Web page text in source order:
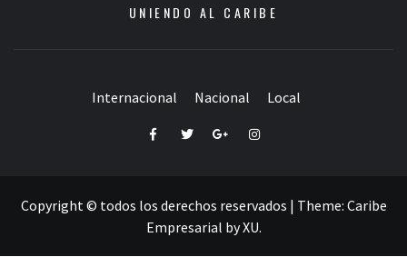
UNIENDO AL CARIBE
Internacional Nacional Local
FacebookTwitterGoogle+Instagram
Copyright © todos los derechos reservados | Theme: Caribe
Empresarial byXU.